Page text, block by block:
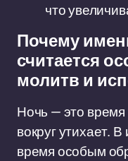
что
Почему
считается
молитв и
Ночь — это
вокруг утихает.
время особым